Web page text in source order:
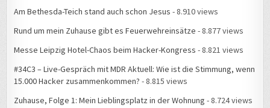
Am Bethesda-Teich stand auch schon Jesus - 8.910 views
Rund um mein Zuhause gibt es Feuerwehreinsätze - 8.877 views
Messe Leipzig Hotel-Chaos beim Hacker-Kongress - 8.821 views
#34C3 – Live-Gespräch mit MDR Aktuell: Wie ist die Stimmung, wenn
15.000 Hacker zusammenkommen? - 8.815 views
Zuhause, Folge 1: Mein Lieblingsplatz in der Wohnung - 8.724 views